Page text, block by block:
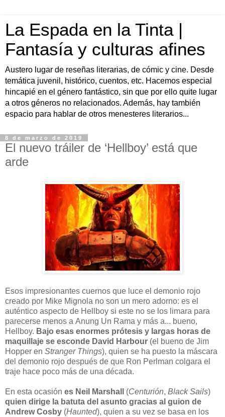
La Espada en la Tinta |
Fantasía y culturas afines
Austero lugar de reseñas literarias, de cómic y cine. Desde
temática juvenil, histórico, cuentos, etc. Hacemos especial
hincapié en el género fantástico, sin que por ello quite lugar
a otros géneros no relacionados. Además, hay también
espacio para hablar de otros menesteres literarios...
8 de marzo de 2019
El nuevo tráiler de ‘Hellboy’ está que
arde
Esos impresionantes cuernos que luce el demonio rojo
creado por Mike Mignola no son un mero adorno: es el
auténtico aspecto de Hellboy si este no se los limara para
parecerse menos a Anung Un Rama y más a... bueno,
Hellboy. Bajo esas enormes prótesis y largas horas de
maquillaje se esconde David Harbour (el bueno de Jim
Hopper en Stranger Things), quien se ha puesto la máscara
del demonio rojo después de que Ron Perlman colgara el
traje hace poco más de una década.
En esta ocasión es Neil Marshall (Centurión, Black Sails)
quien dirige la batuta del asunto gracias al guion de
Andrew Cosby (Haunted), quien a su vez se basa en los